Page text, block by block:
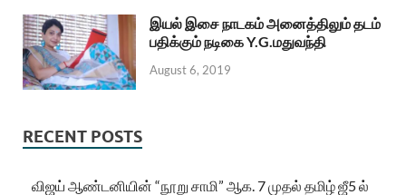
இயல் இசை நாடகம் அனைத்திலும் தடம்
பதிக்கும் நடிகை Y.G.மதுவந்தி
August 6, 2019
RECENT POSTS
விஜய் ஆண்டனியின் “நூறு சாமி” ஆக. 7 முதல் தமிழ் ஜீ5 ல்